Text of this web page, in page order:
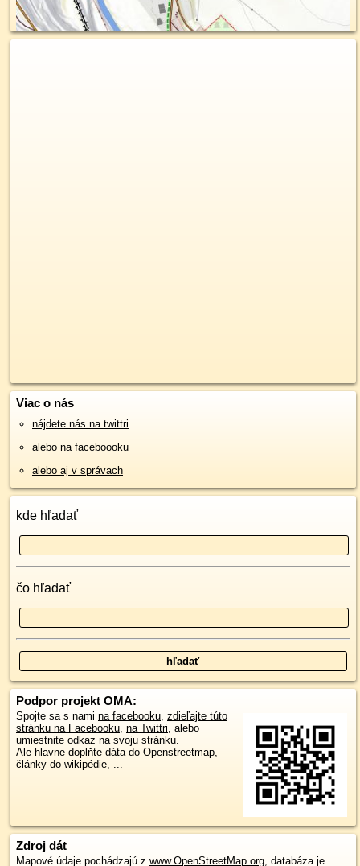
Viac o nás
nájdete nás na twittri
alebo na faceboooku
alebo aj v správach
kde hľadať
čo hľadať
Podpor projekt OMA:
Spojte sa s nami na facebooku, zdieľajte túto
stránku na Facebooku, na Twittri, alebo
umiestnite odkaz na svoju stránku.
Ale hlavne doplňte dáta do Openstreetmap,
články do wikipédie, ...
Zdroj dát
Mapové údaje pochádzajú z www.OpenStreetMap.org, databáza je